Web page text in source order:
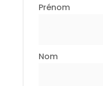
Prénom
Nom